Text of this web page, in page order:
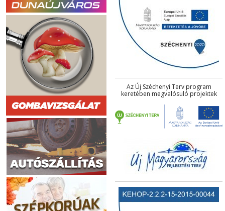
Az Új Széchenyi Terv program
keretében megvalósuló projektek